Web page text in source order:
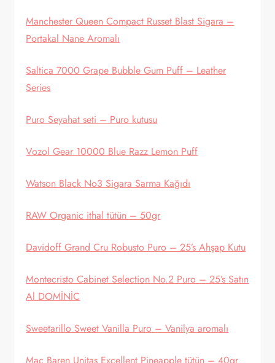
Manchester Queen Compact Russet Blast Sigara –
Portakal Nane Aromalı
Saltica 7000 Grape Bubble Gum Puff – Leather
Series
Puro Seyahat seti – Puro kutusu
Vozol Gear 10000 Blue Razz Lemon Puff
Watson Black No3 Sigara Sarma Kağıdı
RAW Organic ithal tütün – 50gr
Davidoff Grand Cru Robusto Puro – 25’s Ahşap Kutu
Montecristo Cabinet Selection No.2 Puro – 25’s Satın
Al DOMİNİC
Sweetarillo Sweet Vanilla Puro – Vanilya aromalı